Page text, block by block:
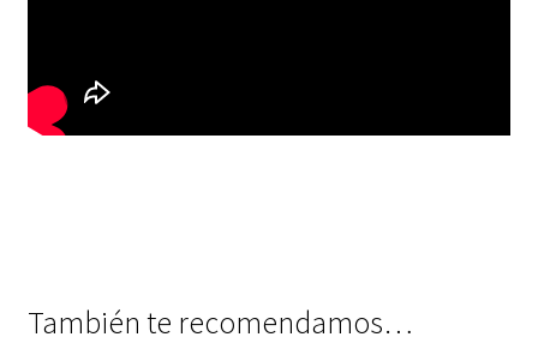
También te recomendamos…